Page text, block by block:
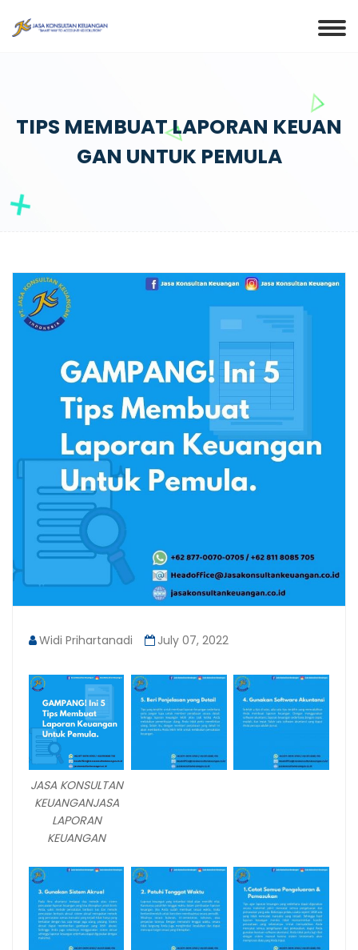
TIPS MEMBUAT LAPORAN KEUAN
GAN UNTUK PEMULA
Widi Prihartanadi July 07, 2022
JASA KONSULTAN
KEUANGANJASA
LAPORAN
KEUANGAN